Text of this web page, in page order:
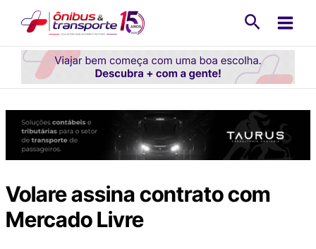
conteúdo
Volare assina contrato com
Mercado Livre